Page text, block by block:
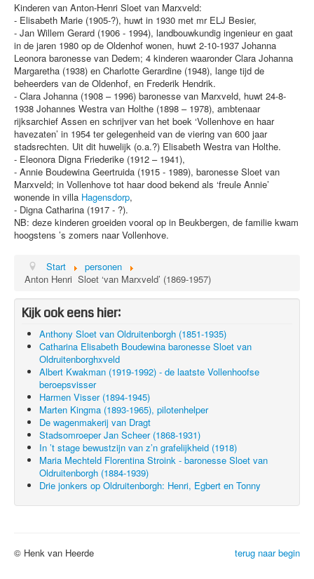
Kinderen van Anton-Henri Sloet van Marxveld:
- Elisabeth Marie (1905-?), huwt in 1930 met mr ELJ Besier,
- Jan Willem Gerard (1906 - 1994), landbouwkundig ingenieur en gaat
in de jaren 1980 op de Oldenhof wonen, huwt 2-10-1937 Johanna
Leonora baronesse van Dedem; 4 kinderen waaronder Clara Johanna
Margaretha (1938) en Charlotte Gerardine (1948), lange tijd de
beheerders van de Oldenhof, en Frederik Hendrik.
- Clara Johanna (1908 – 1996) baronesse van Marxveld, huwt 24-8-
1938 Johannes Westra van Holthe (1898 – 1978), ambtenaar
rijksarchief Assen en schrijver van het boek ‘Vollenhove en haar
havezaten’ in 1954 ter gelegenheid van de viering van 600 jaar
stadsrechten. Uit dit huwelijk (o.a.?) Elisabeth Westra van Holthe.
- Eleonora Digna Friederike (1912 – 1941),
- Annie Boudewina Geertruida (1915 - 1989), baronesse Sloet van
Marxveld; in Vollenhove tot haar dood bekend als ‘freule Annie’
wonende in villa Hagensdorp,
- Digna Catharina (1917 - ?).
NB: deze kinderen groeiden vooral op in Beukbergen, de familie kwam
hoogstens ’s zomers naar Vollenhove.
Start
personen
Anton Henri Sloet ‘van Marxveld’ (1869-1957)
Kijk ook eens hier:
Anthony Sloet van Oldruitenborgh (1851-1935)
Catharina Elisabeth Boudewina baronesse Sloet van
Oldruitenborghxveld
Albert Kwakman (1919-1992) - de laatste Vollenhoofse
beroepsvisser
Harmen Visser (1894-1945)
Marten Kingma (1893-1965), pilotenhelper
De wagenmakerij van Dragt
Stadsomroeper Jan Scheer (1868-1931)
In ’t stage bewustzijn van z’n grafelijkheid (1918)
Maria Mechteld Florentina Stroink - baronesse Sloet van
Oldruitenborgh (1884-1939)
Drie jonkers op Oldruitenborgh: Henri, Egbert en Tonny
terug naar begin
© Henk van Heerde